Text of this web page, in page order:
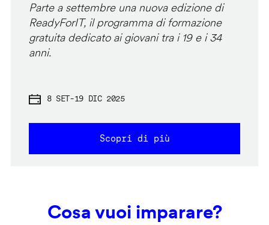
Parte a settembre una nuova edizione di
ReadyForIT, il programma di formazione
gratuita dedicato ai giovani tra i 19 e i 34
anni.
8 SET-19 DIC 2025
Scopri di più
Cosa vuoi imparare?